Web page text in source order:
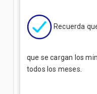
Recuerda
que se cargan los
todos los meses.